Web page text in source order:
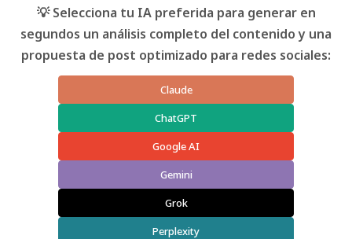
💡 Selecciona tu IA preferida para generar en
segundos un análisis completo del contenido y una
propuesta de post optimizado para redes sociales:
Claude
ChatGPT
Google AI
Gemini
Grok
Perplexity